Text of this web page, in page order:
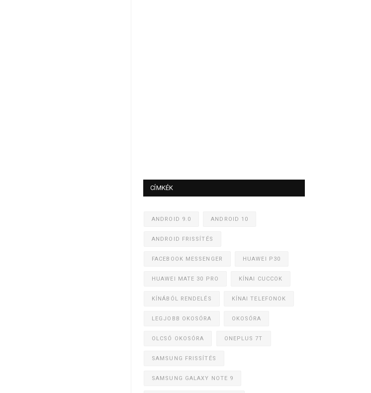
CÍMKÉK
ANDROID 9.0 ANDROID 10
ANDROID FRISSÍTÉS
FACEBOOK MESSENGER HUAWEI P30
HUAWEI MATE 30 PRO KÍNAI CUCCOK
KÍNÁBÓL RENDELÉS KÍNAI TELEFONOK
LEGJOBB OKOSÓRA OKOSÓRA
OLCSÓ OKOSÓRA ONEPLUS 7T
SAMSUNG FRISSÍTÉS
SAMSUNG GALAXY NOTE 9